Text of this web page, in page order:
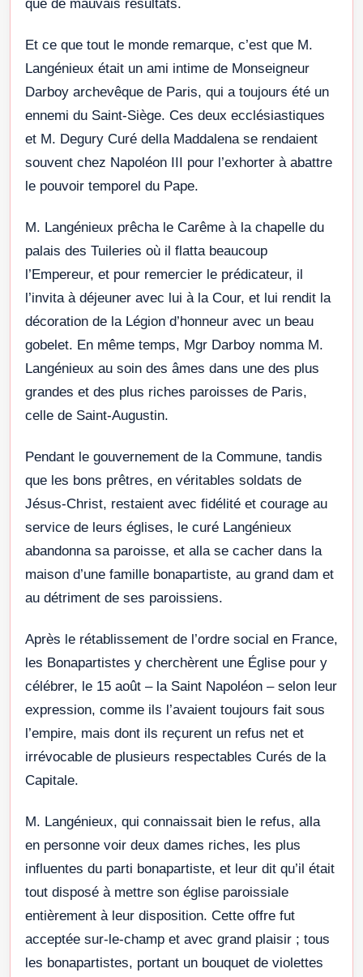
que de mauvais résultats.
Et ce que tout le monde remarque, c’est que M.
Langénieux était un ami intime de Monseigneur
Darboy archevêque de Paris, qui a toujours été un
ennemi du Saint-Siège. Ces deux ecclésiastiques
et M. Degury Curé della Maddalena se rendaient
souvent chez Napoléon III pour l’exhorter à abattre
le pouvoir temporel du Pape.
M. Langénieux prêcha le Carême à la chapelle du
palais des Tuileries où il flatta beaucoup
l’Empereur, et pour remercier le prédicateur, il
l’invita à déjeuner avec lui à la Cour, et lui rendit la
décoration de la Légion d’honneur avec un beau
gobelet. En même temps, Mgr Darboy nomma M.
Langénieux au soin des âmes dans une des plus
grandes et des plus riches paroisses de Paris,
celle de Saint-Augustin.
Pendant le gouvernement de la Commune, tandis
que les bons prêtres, en véritables soldats de
Jésus-Christ, restaient avec fidélité et courage au
service de leurs églises, le curé Langénieux
abandonna sa paroisse, et alla se cacher dans la
maison d’une famille bonapartiste, au grand dam et
au détriment de ses paroissiens.
Après le rétablissement de l’ordre social en France,
les Bonapartistes y cherchèrent une Église pour y
célébrer, le 15 août – la Saint Napoléon – selon leur
expression, comme ils l’avaient toujours fait sous
l’empire, mais dont ils reçurent un refus net et
irrévocable de plusieurs respectables Curés de la
Capitale.
M. Langénieux, qui connaissait bien le refus, alla
en personne voir deux dames riches, les plus
influentes du parti bonapartiste, et leur dit qu’il était
tout disposé à mettre son église paroissiale
entièrement à leur disposition. Cette offre fut
acceptée sur-le-champ et avec grand plaisir ; tous
les bonapartistes, portant un bouquet de violettes